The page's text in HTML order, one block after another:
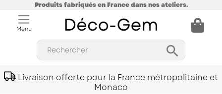
Produits fabriqués en France dans nos ateliers.

Rechercher
Menu
Livraison offerte pour la France métropolitaine et
Monaco